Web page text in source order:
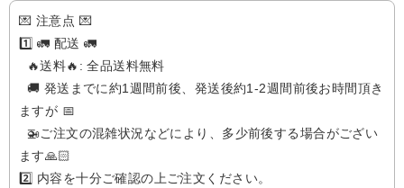
💌 注意点 💌
1️⃣ 🚛 配送 🚛
🔥送料🔥: 全品送料無料
🚚 発送までに約1週間前後、発送後約1-2週間前後お時間頂き
ますが 📅
🚁️ご注文の混雑状況などにより、多少前後する場合がござい
ます🙏🏻
2️⃣ 内容を十分ご確認の上ご注文ください。